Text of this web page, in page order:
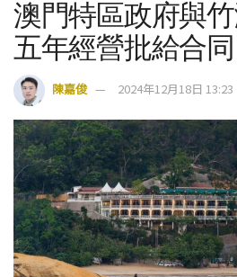
澳門特區政府與
五年經營批給合同
陳嘉俊 2024年12月18日 13:23